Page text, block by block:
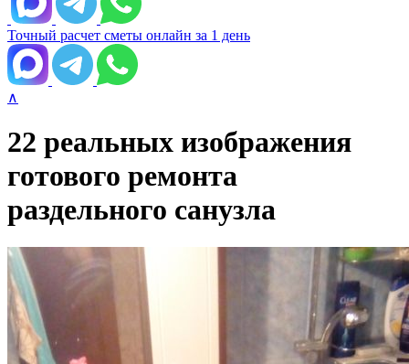
Точный расчет сметы онлайн за 1 день
∧
22 реальных изображения
готового ремонта
раздельного санузла